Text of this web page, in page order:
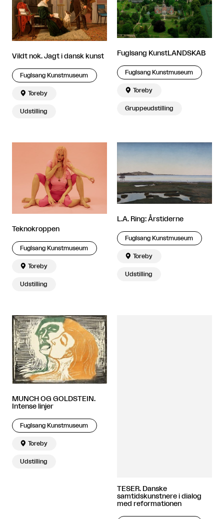
Vildt nok. Jagt i dansk kunst
Fuglsang Kunstmuseum
 Toreby
Udstilling
Fuglsang KunstLANDSKAB
Fuglsang Kunstmuseum
 Toreby
Gruppeudstilling
Teknokroppen
Fuglsang Kunstmuseum
 Toreby
Udstilling
L.A. Ring: Årstiderne
Fuglsang Kunstmuseum
 Toreby
Udstilling
MUNCH OG GOLDSTEIN.
Intense linjer
Fuglsang Kunstmuseum
 Toreby
Udstilling
TESER. Danske
samtidskunstnere i dialog
med reformationen